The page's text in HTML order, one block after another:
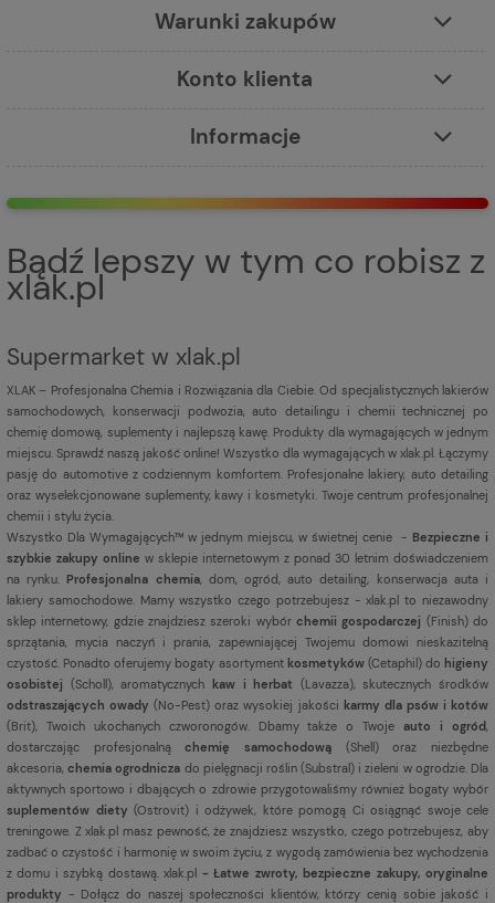
Warunki zakupów
Konto klienta
Informacje
Bądź lepszy w tym co robisz z
xlak.pl
Supermarket w xlak.pl
XLAK – Profesjonalna Chemia i Rozwiązania dla Ciebie. Od specjalistycznych lakierów
samochodowych, konserwacji podwozia, auto detailingu i chemii technicznej po
chemię domową, suplementy i najlepszą kawę. Produkty dla wymagających w jednym
miejscu. Sprawdź naszą jakość online! Wszystko dla wymagających w xlak.pl. Łączymy
pasję do automotive z codziennym komfortem. Profesjonalne lakiery, auto detailing
oraz wyselekcjonowane suplementy, kawy i kosmetyki. Twoje centrum profesjonalnej
chemii i stylu życia.
Wszystko Dla Wymagających™ w jednym miejscu, w świetnej cenie - Bezpieczne i
szybkie zakupy online w sklepie internetowym z ponad 30 letnim doświadczeniem
na rynku. Profesjonalna chemia, dom, ogród, auto detailing, konserwacja auta i
lakiery samochodowe. Mamy wszystko czego potrzebujesz - xlak.pl to niezawodny
sklep internetowy, gdzie znajdziesz szeroki wybórchemii gospodarczej (Finish) do
sprzątania, mycia naczyń i prania, zapewniającej Twojemu domowi nieskazitelną
czystość. Ponadto oferujemy bogaty asortyment kosmetyków (Cetaphil) do higieny
osobistej (Scholl), aromatycznych kaw i herbat (Lavazza), skutecznych środków
odstraszających owady(No-Pest) oraz wysokiej jakości karmy dla psów i kotów
(Brit), Twoich ukochanych czworonogów. Dbamy także o Twojeauto i ogród
dostarczając profesjonalnąchemię samochodową (Shell) oraz niezbędne
akcesoria,chemia ogrodnicza do pielęgnacji roślin (Substral) i zieleni w ogrodzie. Dla
aktywnych sportowo i dbających o zdrowie przygotowaliśmy również bogaty wybór
suplementów diety (Ostrovit) i odżywek, które pomogą Ci osiągnąć swoje cele
treningowe. Z xlak.pl masz pewność, że znajdziesz wszystko, czego potrzebujesz, aby
zadbać o czystość i harmonię w swoim życiu, z wygodą zamówienia bez wychodzenia
z domu i szybką dostawą. xlak.pl - Łatwe zwroty, bezpieczne zakupy, oryginalne
produkty - Dołącz do naszej społeczności klientów, którzy cenią sobie jakość i